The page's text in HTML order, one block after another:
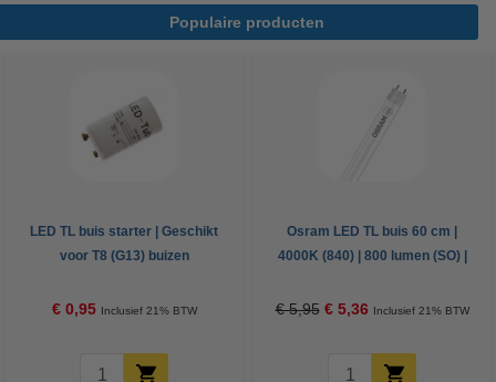
Populaire producten
LED TL buis starter | Geschikt
voor T8 (G13) buizen
€ 0,95 Inclusief 21% BTW
Osram LED TL buis 60 cm |
4000K (840) | 800 lumen (SO) |
€ 5,95 € 5,36 Inclusief 21% BTW